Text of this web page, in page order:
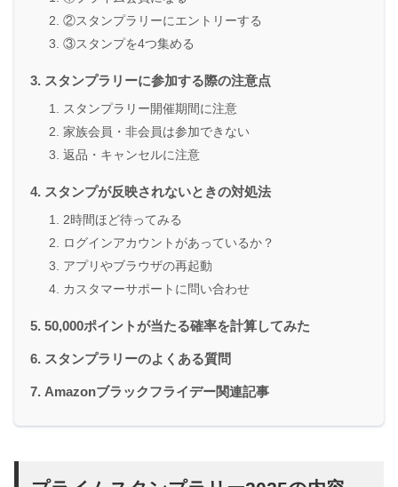
②スタンプラリーにエントリーする
③スタンプを4つ集める
スタンプラリーに参加する際の注意点
スタンプラリー開催期間に注意
家族会員・非会員は参加できない
返品・キャンセルに注意
スタンプが反映されないときの対処法
2時間ほど待ってみる
ログインアカウントがあっているか？
アプリやブラウザの再起動
カスタマーサポートに問い合わせ
50,000ポイントが当たる確率を計算してみた
スタンプラリーのよくある質問
Amazonブラックフライデー関連記事